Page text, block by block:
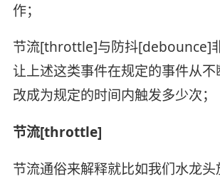
作；
节流[throttle]与防抖[debounce]
让上述这类事件在规定的事件从
改成为规定的时间内触发多少次；
节流[throttle]
节流通俗来解释就比如我们水龙